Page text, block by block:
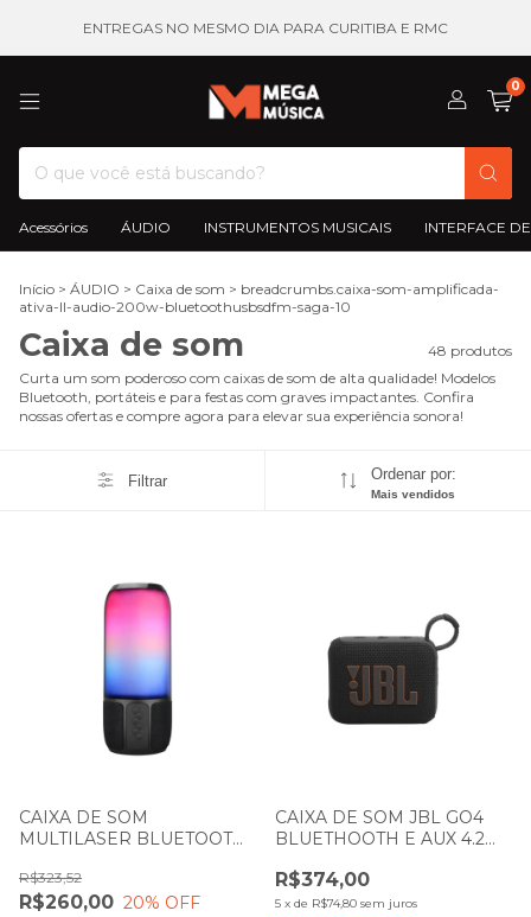
ENTREGAS NO MESMO DIA PARA CURITIBA E RMC
0
Acessórios ÁUDIO INSTRUMENTOS MUSICAIS INTERFACE
Início > ÁUDIO > Caixa de som > breadcrumbs.caixa-som-amplificada-
ativa-ll-audio-200w-bluetoothusbsdfm-saga-10
Caixa de som
48 produtos
Curta um som poderoso com caixas de som de alta qualidade! Modelos
Bluetooth, portáteis e para festas com graves impactantes. Confira
nossas ofertas e compre agora para elevar sua experiência sonora!
Filtrar Ordenar por:
Mais vendidos
CAIXA DE SOM
MULTILASER BLUETOOTH
SP349
R$260,00
R$323,52
20% OFF
CAIXA DE SOM JBL GO4
BLUETHOOTH E AUX 4.2W
R$374,00
5 x de R$74,80 sem juros